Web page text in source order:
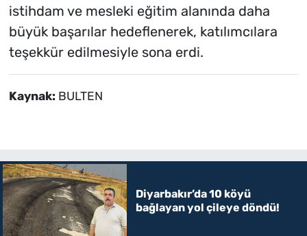
istihdam ve mesleki eğitim alanında daha
büyük başarılar hedeflenerek, katılımcılara
teşekkür edilmesiyle sona erdi.
Kaynak: BULTEN
Diyarbakır’da 10 köyü
bağlayan yol çileye döndü!